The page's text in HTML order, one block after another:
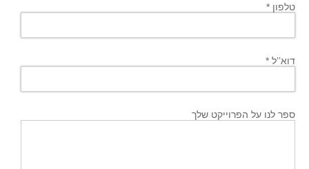
טלפון *
דוא’’ל *
ספר לנו על הפרוייקט שלך